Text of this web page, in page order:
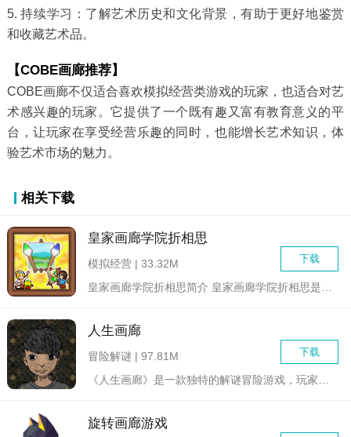
5. 持续学习：了解艺术历史和文化背景，有助于更好地鉴赏
和收藏艺术品。
【COBE画廊推荐】
COBE画廊不仅适合喜欢模拟经营类游戏的玩家，也适合对艺
术感兴趣的玩家。它提供了一个既有趣又富有教育意义的平
台，让玩家在享受经营乐趣的同时，也能增长艺术知识，体
验艺术市场的魅力。
相关下载
皇家画廊学院折相思
下载
模拟经营 | 33.32M
人生画廊
下载
冒险解谜 | 97.81M
旋转画廊游戏